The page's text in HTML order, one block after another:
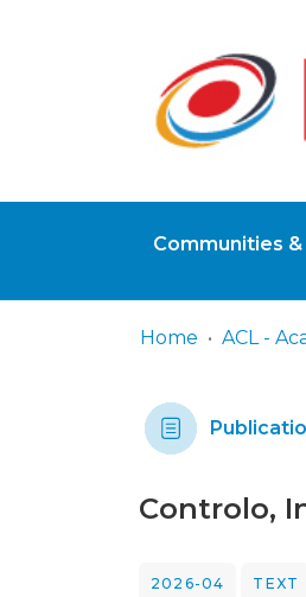
Communities
Home
Controlo,
2026-04 TEXT